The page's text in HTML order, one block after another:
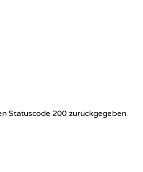
Statuscode 200 zurückgegeben.